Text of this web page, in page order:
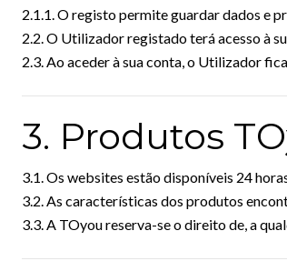
2.1.1. O registo permite guardar dados e
2.2. O Utilizador registado terá acesso à
2.3. Ao aceder à sua conta, o Utilizador
3. Produtos
3.1. Os websites estão disponíveis 24
3.2. As características dos produtos
3.3. A TOyou reserva-se o direito de, a